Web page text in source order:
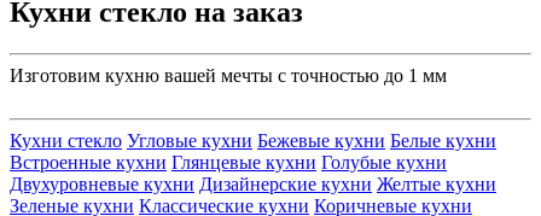
Кухни стекло на заказ
Изготовим кухню вашей мечты с точностью до 1 мм
Кухни стекло Угловые кухни Бежевые кухни Белые кухни
Встроенные кухни Глянцевые кухни Голубые кухни
Двухуровневые кухни Дизайнерские кухни Желтые кухни
Зеленые кухни Классические кухни Коричневые кухни